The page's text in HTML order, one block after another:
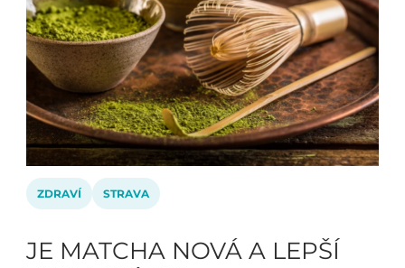
ZDRAVÍ STRAVA
JE MATCHA NOVÁ A LEPŠÍ